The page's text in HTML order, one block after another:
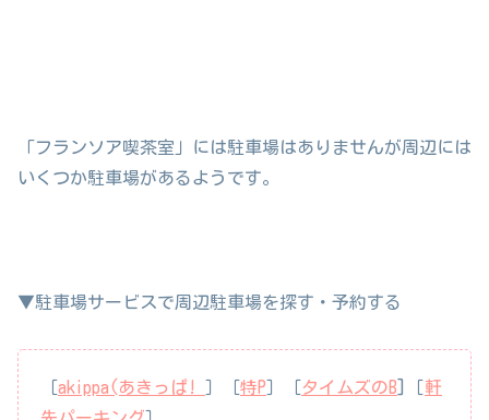
「フランソア喫茶室」には駐車場はありませんが周辺には
いくつか駐車場があるようです。
▼駐車場サービスで周辺駐車場を探す・予約する
akippa(あきっぱ! 特P タイムズのB
軒